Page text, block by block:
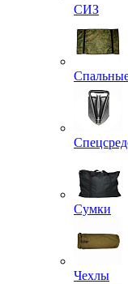
СИЗ
Сумки
Чехлы